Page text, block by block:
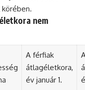
nem
A férfiak
átlagéletkora,
év január 1.